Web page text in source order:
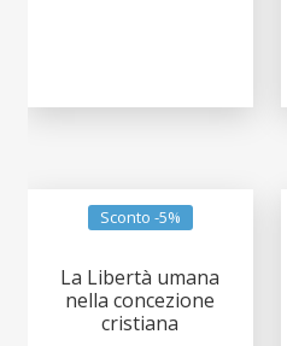
Sconto -5%
La Libertà umana
nella concezione
cristiana